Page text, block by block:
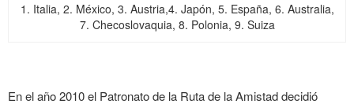
1. Italia, 2. México, 3. Austria,4. Japón, 5. España, 6. Australia,
7. Checoslovaquia, 8. Polonia, 9. Suiza
En el año 2010 el Patronato de la Ruta de la Amistad decidió